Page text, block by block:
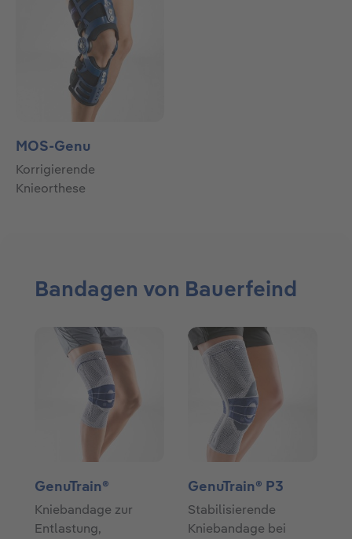
MOS-Genu
Korrigierende
Knieorthese
Bandagen von Bauerfeind
GenuTrain®
Kniebandage zur
Entlastung,
GenuTrain® P3
Stabilisierende
Kniebandage bei